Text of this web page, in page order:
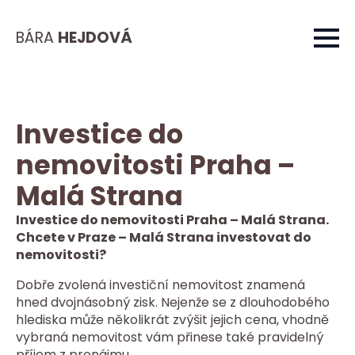
BÁRA HEJDOVÁ
Investice do
nemovitosti Praha –
Malá Strana
Investice do nemovitosti Praha – Malá Strana.
Chcete v Praze – Malá Strana investovat do
nemovitosti?
Dobře zvolená investiční nemovitost znamená
hned dvojnásobný zisk. Nejenže se z dlouhodobého
hlediska může několikrát zvýšit jejich cena, vhodně
vybraná nemovitost vám přinese také pravidelný